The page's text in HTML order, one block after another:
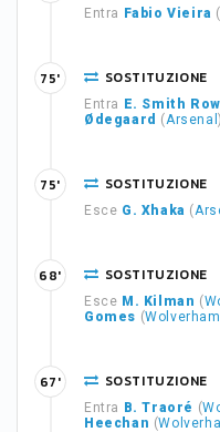
Entra Fabio Vieira
SOSTITUZIONE
Entra E. Smith
Ødegaard (Arsenal)
75'
SOSTITUZIONE
Esce G. Xhaka (
75'
SOSTITUZIONE
Esce M. Kilman (
Gomes (
68'
SOSTITUZIONE
Entra B. Traoré (
Heechan (
67'